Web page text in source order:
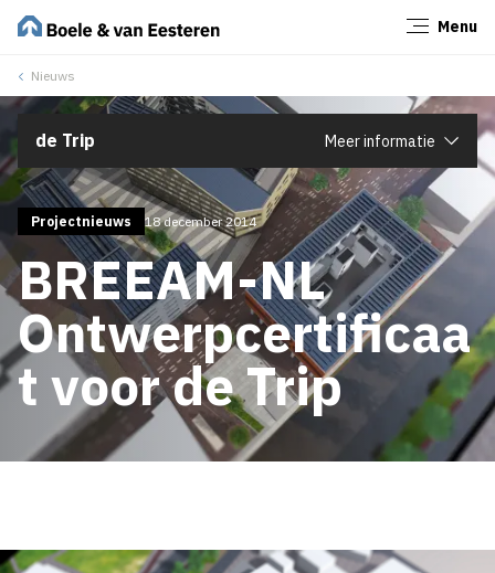
Menu
Nieuws
de Trip Meer informatie
Projectnieuws 18 december 2014
BREEAM-NL
Ontwerpcertificaa
t voor de Trip
Sluiten